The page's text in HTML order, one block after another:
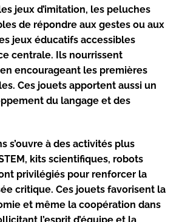
jeux d’imitation, les peluches
de répondre aux gestes ou aux
jeux éducatifs accessibles
centrale. Ils nourrissent
encourageant les premières
Ces jouets apportent aussi un
du langage et des
s’ouvre à des activités plus
, kits scientifiques, robots
privilégiés pour renforcer la
critique. Ces jouets favorisent la
et même la coopération dans